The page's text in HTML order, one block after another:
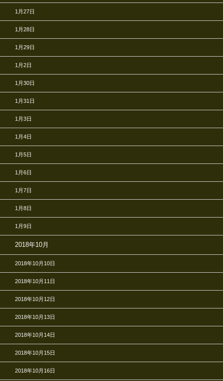
1月27日
1月28日
1月29日
1月2日
1月30日
1月31日
1月3日
1月4日
1月5日
1月6日
1月7日
1月8日
1月9日
2018年10月
2018年10月10日
2018年10月11日
2018年10月12日
2018年10月13日
2018年10月14日
2018年10月15日
2018年10月16日